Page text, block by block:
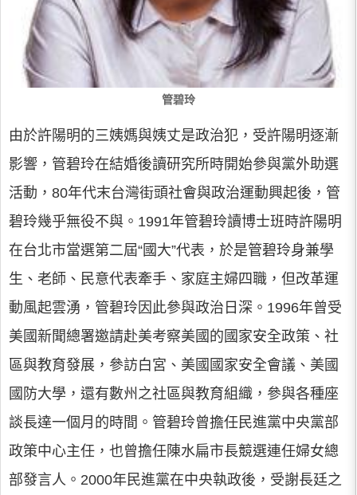
管碧玲
由於許陽明的三姨媽與姨丈是政治犯，受許陽明逐漸
影響，管碧玲在結婚後讀研究所時開始參與黨外助選
活動，80年代末台灣街頭社會與政治運動興起後，管
碧玲幾乎無役不與。1991年管碧玲讀博士班時許陽明
在台北市當選第二屆“國大”代表，於是管碧玲身兼學
生、老師、民意代表牽手、家庭主婦四職，但改革運
動風起雲湧，管碧玲因此參與政治日深。1996年曾受
美國新聞總署邀請赴美考察美國的國家安全政策、社
區與教育發展，參訪白宮、美國國家安全會議、美國
國防大學，還有數州之社區與教育組織，參與各種座
談長達一個月的時間。管碧玲曾擔任民進黨中央黨部
政策中心主任，也曾擔任陳水扁市長競選連任婦女總
部發言人。2000年民進黨在中央執政後，受謝長廷之